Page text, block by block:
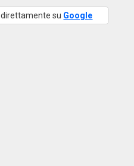
direttamente su Google